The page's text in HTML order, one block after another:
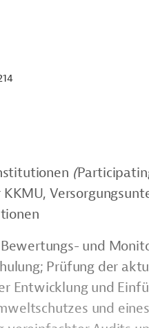
(
und
Prüfung der
Entwicklung und
und eines